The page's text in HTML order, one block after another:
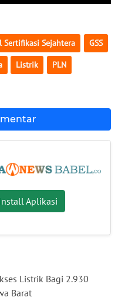
Sertifikasi Sejahtera GSS
Listrik PLN
Aplikasi
Listrik Bagi 2.930
Barat